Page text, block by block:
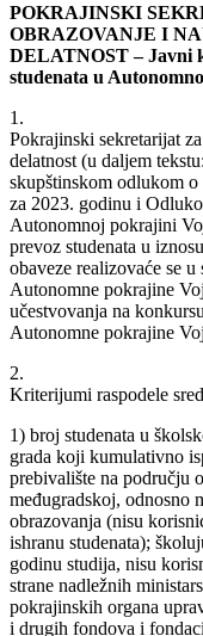
POKRAJINSKI
OBRAZOVANJE I
DELATNOST –Javni
studenata u
1.
Pokrajinski sekretarijat
delatnost (u daljem
skupštinskom odlukom
za 2023. godinu i
Autonomnoj pokrajini
prevoz studenata u
obaveze realizovaće se
Autonomne pokrajine
učestvovanja na
Autonomne pokrajine
2.
Kriterijumi raspodele
1) broj studenata u
grada koji kumulativno
prebivalište na području
međugradskoj, odnosno
obrazovanja (nisu
ishranu studenata);
godinu studija, nisu
strane nadležnih
pokrajinskih organa
i drugih fondova i